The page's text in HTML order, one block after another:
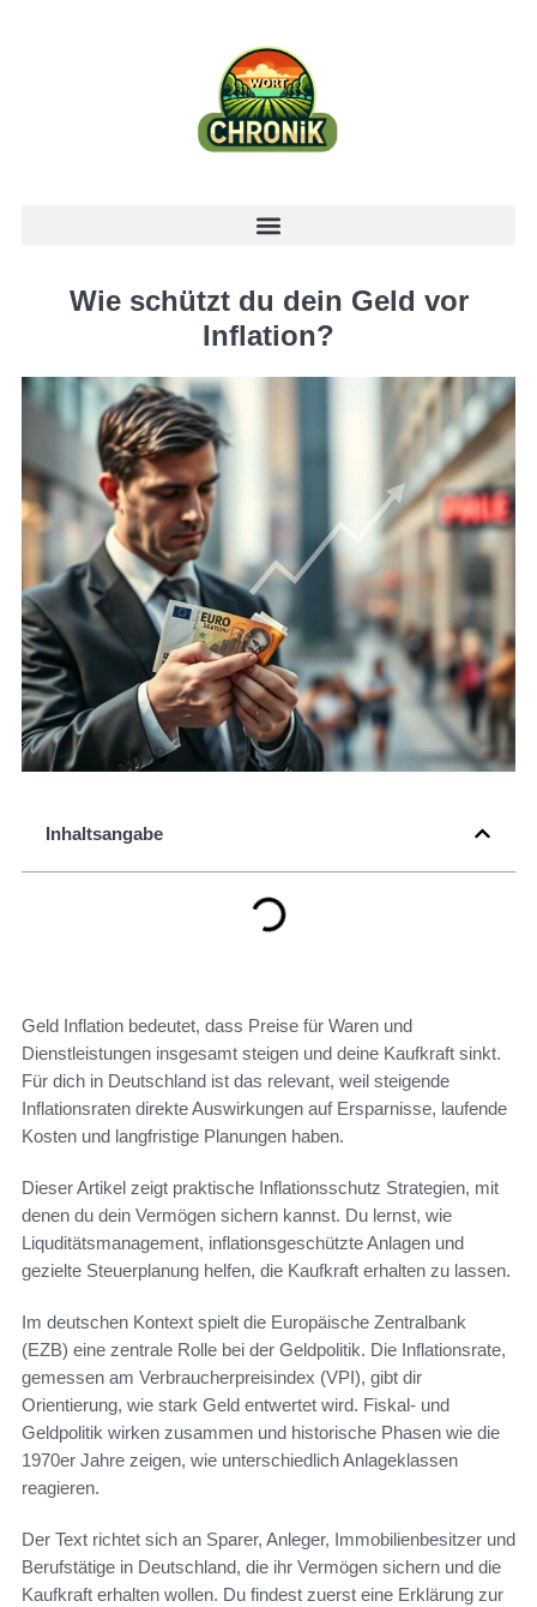
Wie schützt du dein Geld vor
Inflation?
Inhaltsangabe
Geld Inflation bedeutet, dass Preise für Waren und
Dienstleistungen insgesamt steigen und deine Kaufkraft sinkt.
Für dich in Deutschland ist das relevant, weil steigende
Inflationsraten direkte Auswirkungen auf Ersparnisse, laufende
Kosten und langfristige Planungen haben.
Dieser Artikel zeigt praktische Inflationsschutz Strategien, mit
denen du dein Vermögen sichern kannst. Du lernst, wie
Liquditätsmanagement, inflationsgeschützte Anlagen und
gezielte Steuerplanung helfen, die Kaufkraft erhalten zu lassen.
Im deutschen Kontext spielt die Europäische Zentralbank
(EZB) eine zentrale Rolle bei der Geldpolitik. Die Inflationsrate,
gemessen am Verbraucherpreisindex (VPI), gibt dir
Orientierung, wie stark Geld entwertet wird. Fiskal- und
Geldpolitik wirken zusammen und historische Phasen wie die
1970er Jahre zeigen, wie unterschiedlich Anlageklassen
reagieren.
Der Text richtet sich an Sparer, Anleger, Immobilienbesitzer und
Berufstätige in Deutschland, die ihr Vermögen sichern und die
Kaufkraft erhalten wollen. Du findest zuerst eine Erklärung zur